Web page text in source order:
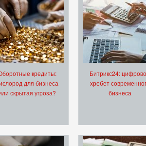
кредиты:
для бизнеса
скрытая угроза?
Битрикс24:
хребет
бизнеса